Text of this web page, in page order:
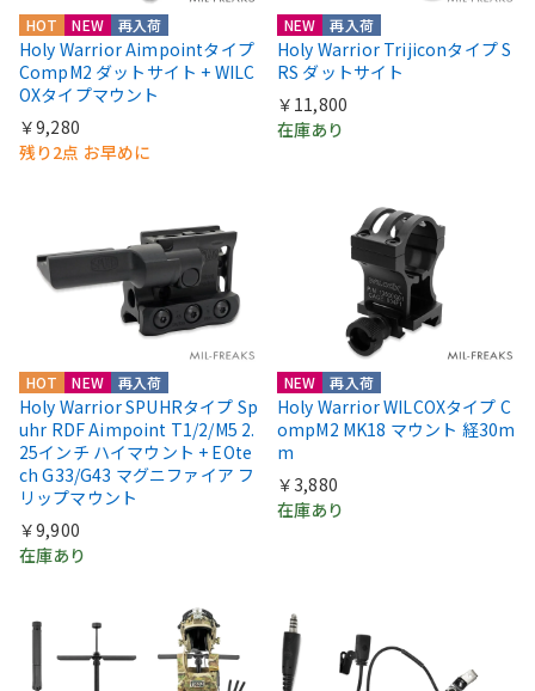
HOT NEW 再入荷
Holy Warrior Aimpointタイプ
CompM2 ダットサイト + WILC
OXタイプマウント
￥9,280
残り2点 お早めに
NEW 再入荷
Holy Warrior Trijiconタイプ S
RS ダットサイト
￥11,800
在庫あり
HOT NEW 再入荷
Holy Warrior SPUHRタイプ Sp
uhr RDF Aimpoint T1/2/M5 2.
25インチ ハイマウント + EOte
ch G33/G43 マグニファイア フ
リップマウント
￥9,900
在庫あり
NEW 再入荷
Holy Warrior WILCOXタイプ C
ompM2 MK18 マウント 経30m
m
￥3,880
在庫あり